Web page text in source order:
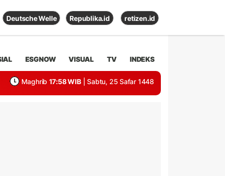
Deutsche Welle Republika.id retizen.id
ESGNOW VISUAL TV INDEKS
Maghrib 17:58 WIB | Sabtu, 25 Safar 1448